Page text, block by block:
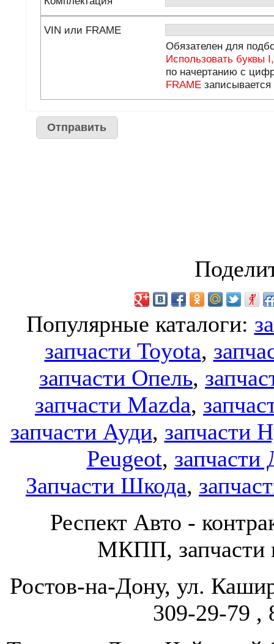
Популярные каталоги:
запчасти Toyota,
запчасти Опель,
запчасти Mazda,
запчасти Ауди, запчасти
Peugeot, запчасти
Запчасти Шкода,
Респект Авто -
МКПП, запчасти
Ростов-на-Дону, ул.
309-29-79 ,